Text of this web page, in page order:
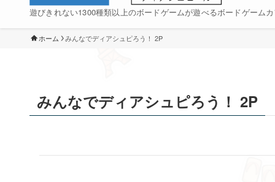
遊びきれない1300種類以上のボードゲームが遊べるボードゲーム
ホーム みんなでディアシュピろう！ 2P
みんなでディアシュピろう！ 2P